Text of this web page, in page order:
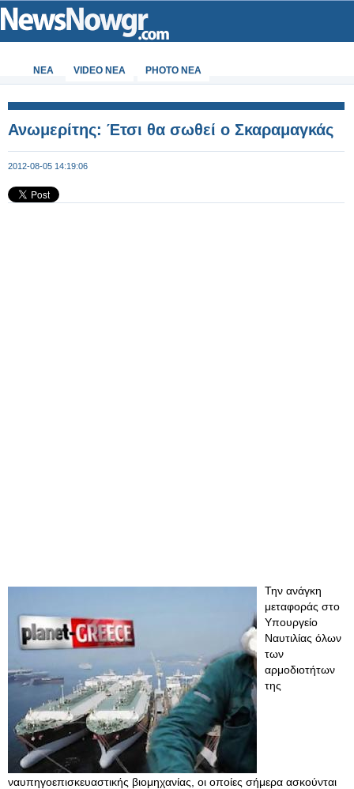
ΝΕΑ VIDEO NEA PHOTO NEA
Ανωμερίτης: Έτσι θα σωθεί ο Σκαραμαγκάς
2012-08-05 14:19:06
Την ανάγκη
μεταφοράς στο
Υπουργείο
Ναυτιλίας όλων
των
αρμοδιοτήτων
της
ναυπηγοεπισκευαστικής βιομηχανίας, οι οποίες σήμερα ασκούνται